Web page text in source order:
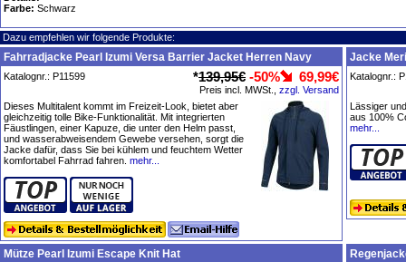
Farbe: Schwarz
Dazu empfehlen wir folgende Produkte:
Fahrradjacke Pearl Izumi Versa Barrier Jacket Herren Navy
Katalognr.: P11599 *139,95€ -50% 69,99€
Preis incl. MWSt., zzgl. Versand
Dieses Multitalent kommt im Freizeit-Look, bietet aber
gleichzeitig tolle Bike-Funktionalität. Mit integrierten
Fäustlingen, einer Kapuze, die unter den Helm passt,
und wasserabweisendem Gewebe versehen, sorgt die
Jacke dafür, dass Sie bei kühlem und feuchtem Wetter
komfortabel Fahrrad fahren. mehr...
Jacke
Katalognr.:
Lässiger
aus 100%
mehr...
Mütze Pearl Izumi Escape Knit Hat